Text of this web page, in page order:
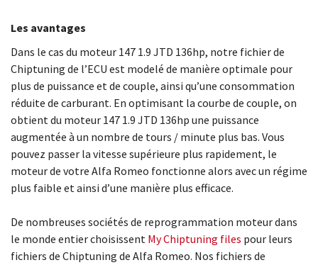
Les avantages
Dans le cas du moteur 147 1.9 JTD 136hp, notre fichier de
Chiptuning de l’ECU est modelé de manière optimale pour
plus de puissance et de couple, ainsi qu’une consommation
réduite de carburant. En optimisant la courbe de couple, on
obtient du moteur 147 1.9 JTD 136hp une puissance
augmentée à un nombre de tours / minute plus bas. Vous
pouvez passer la vitesse supérieure plus rapidement, le
moteur de votre Alfa Romeo fonctionne alors avec un régime
plus faible et ainsi d’une manière plus efficace.
De nombreuses sociétés de reprogrammation moteur dans
le monde entier choisissent My Chiptuning files pour leurs
fichiers de Chiptuning de Alfa Romeo. Nos fichiers de